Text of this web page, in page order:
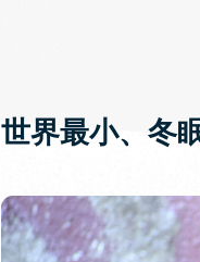
世界最小、冬